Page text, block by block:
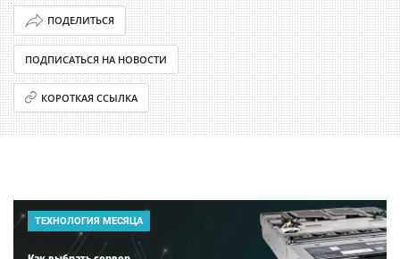
ПОДЕЛИТЬСЯ
ПОДПИСАТЬСЯ НА НОВОСТИ
КОРОТКАЯ ССЫЛКА
ТЕХНОЛОГИЯ МЕСЯЦА